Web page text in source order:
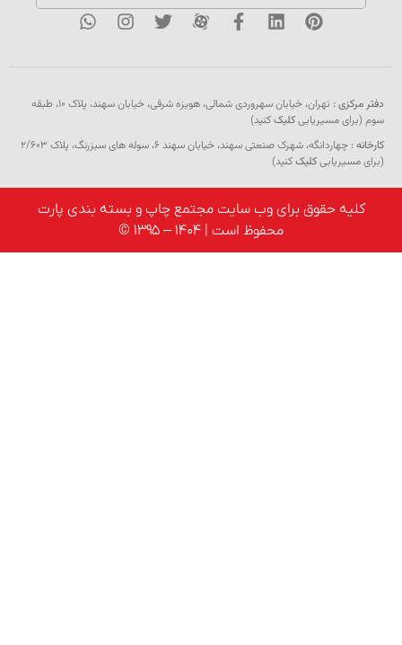
:
تهران، خیابان سهروردی شمالی، هویزه شرقی، خیابان سهند، پلاک ۱۰، طبقه
مسیریابیکلیککنید)
چهاردانگه، شهرک صنعتی سهند، خیابان سهند 6، سوله های سبزرنگ، پلاک 2/603
مسیریابیکلیککنید)
حقوق برای وب سایت مجتمع چاپ و بسته بندی پارت
محفوظ است | 1404 – 1395 ©